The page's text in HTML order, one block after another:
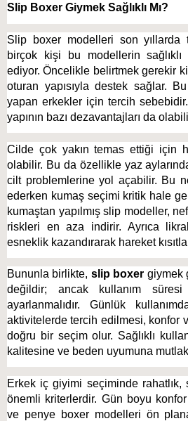
Slip Boxer Giymek Sağlıklı Mı?
Slip boxer modelleri son yıllarda
birçok kişi bu modellerin sağlıklı
ediyor. Öncelikle belirtmek gerekir ki
oturan yapısıyla destek sağlar.
yapan erkekler için tercih
yapının bazı dezavantajları da
Cilde çok yakın temas ettiği için
olabilir. Bu da özellikle yaz
cilt problemlerine yol açabilir. Bu
ederken kumaş seçimi kritik hale
kumaştan yapılmış slip modeller,
riskleri en aza indirir. Ayrıca
esneklik kazandırarak hareket
Bununla birlikte, slip boxer giymek
değildir; ancak kullanım
ayarlanmalıdır. Günlük
aktivitelerde tercih edilmesi, konfor
doğru bir seçim olur. Sağlıklı
kalitesine ve beden uyumuna
Erkek iç giyimi seçiminde rahatlık,
önemli kriterlerdir. Gün boyu
ve penye boxer modelleri ön